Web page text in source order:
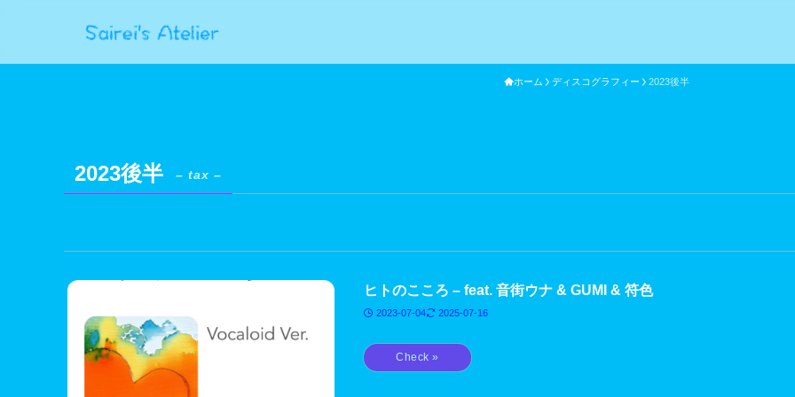
ホーム ディスコグラフィー 2023後半
2023後半 – tax –
ヒトのこころ – feat. 音街ウナ & GUMI & 符色
2023-07-04 2025-07-16